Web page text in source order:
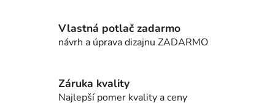
i
e
k
Vlastná potlač zadarmo
návrh a úprava dizajnu ZADARMO
Záruka kvality
Najlepší pomer kvality a ceny